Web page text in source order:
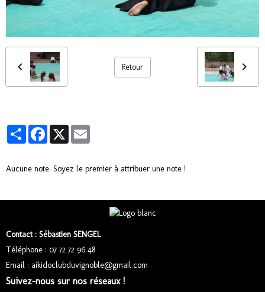
Retour
PartagerFacebook
X
Aucune note. Soyez le premier à attribuer une note !
Contact : Sébastien SENGEL
Téléphone : 07 72 72 96 48
Email : aikidoclubduvignoble@gmail.com
Suivez-nous sur nos réseaux !